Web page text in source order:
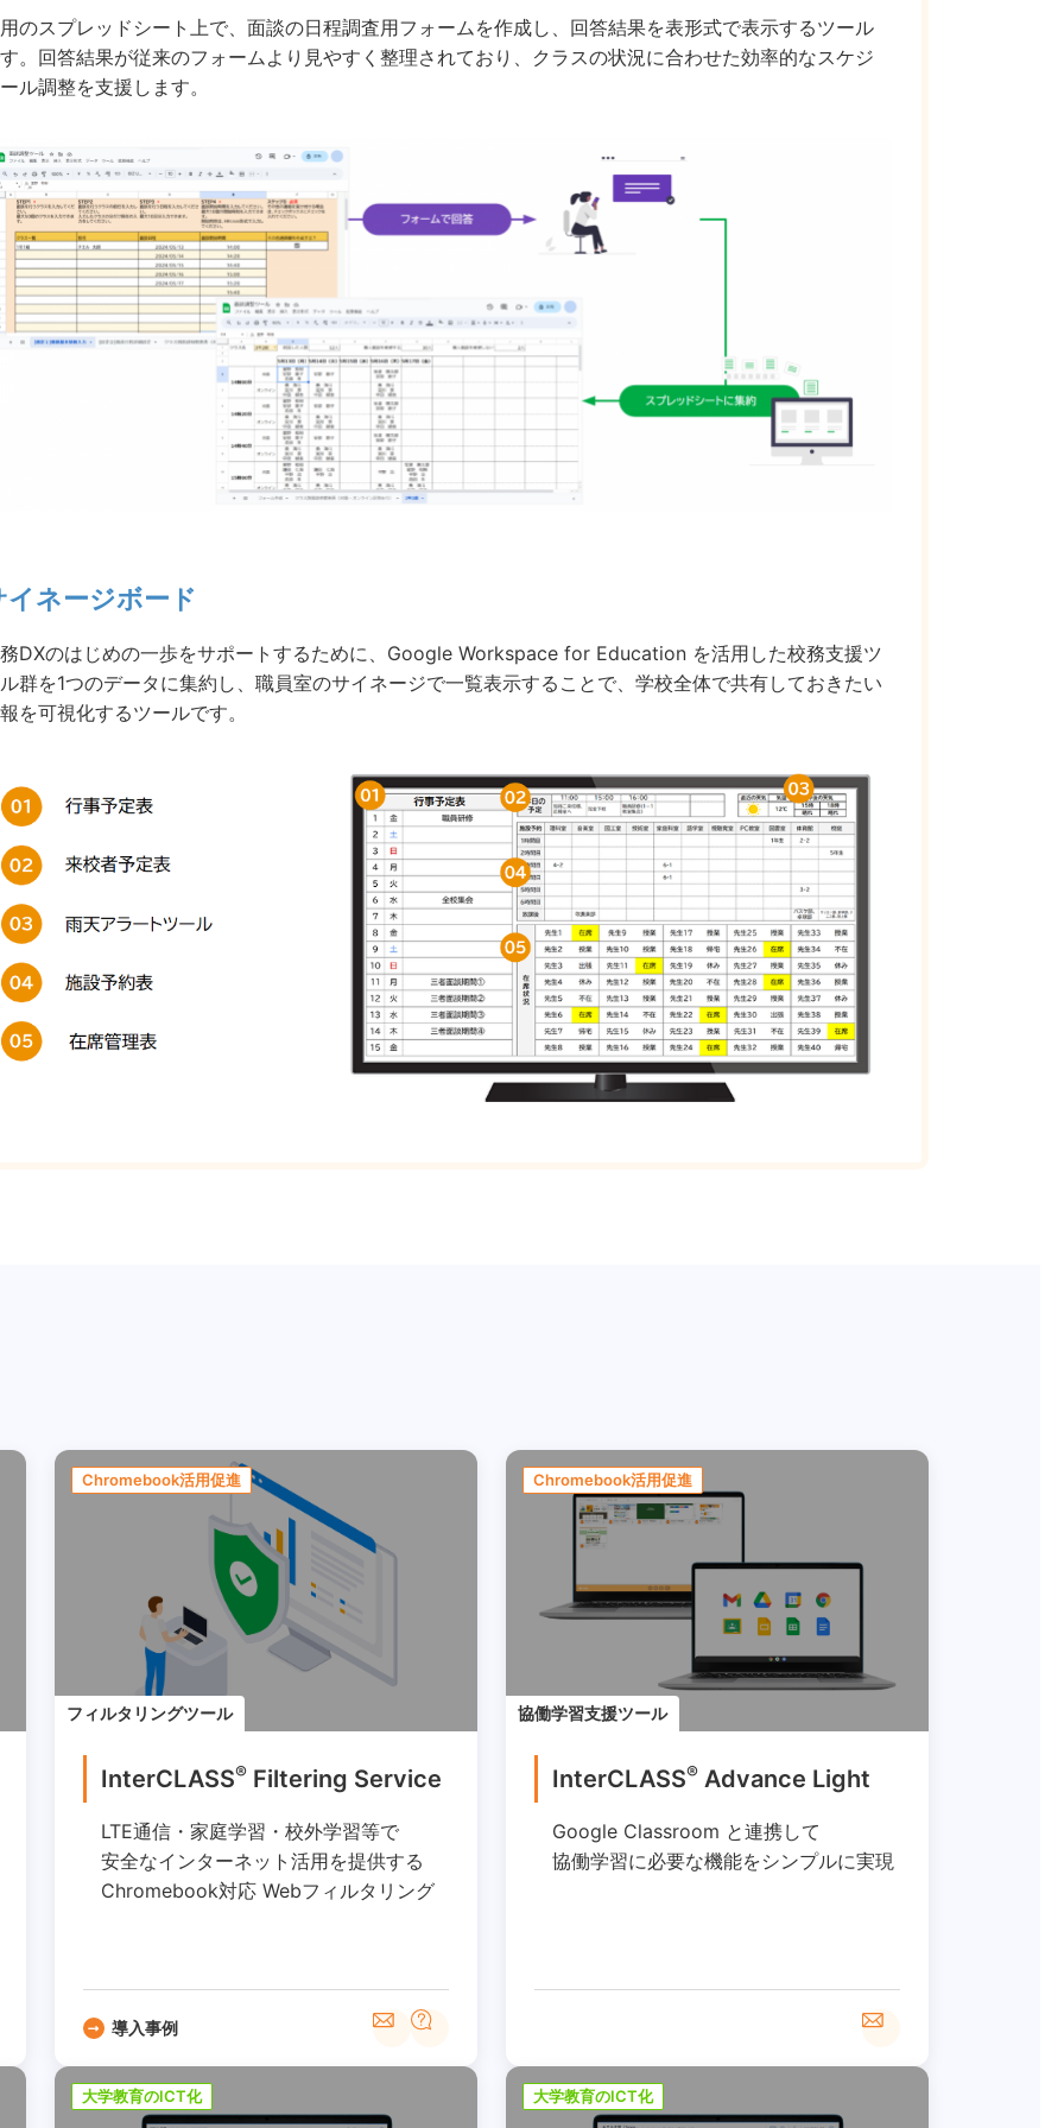
のスプレッドシート上で、面談の日程調査用フォームを作成し、回答結果を表形式で表示するツール
。回答結果が従来のフォームより見やすく整理されており、クラスの状況に合わせた効率的なスケジ
ル調整を支援します。
イネージボード
DXのはじめの一歩をサポートするために、Google Workspace for Education を活用した校務支援ツ
群を1つのデータに集約し、職員室のサイネージで一覧表示することで、学校全体で共有しておきたい
を可視化するツールです。
Chromebook活用促進
フィルタリングツール
InterCLASS® ︎ Filtering Service
LTE通信・家庭学習・校外学習等で
安全なインターネット活用を提供する
Chromebook対応 Webフィルタリング
導入事例
Chromebook活用促進
協働学習支援ツール
InterCLASS® ︎ Advance Light
Google Classroom と連携して
協働学習に必要な機能をシンプルに実現
大学教育のICT化 大学教育のICT化